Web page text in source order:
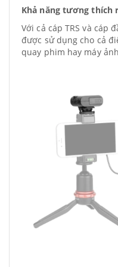
Khả năng tương thích
Với cả cáp TRS và cáp
được sử dụng cho cả
quay phim hay máy ảnh